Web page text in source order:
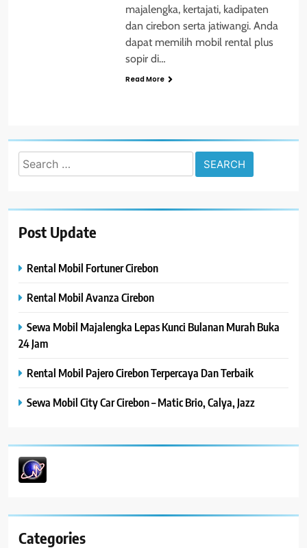
majalengka, kertajati, kadipaten
dan cirebon serta jatiwangi. Anda
dapat memilih mobil rental plus
sopir di…
Read More
Search
for:
Post Update
Rental Mobil Fortuner Cirebon
Rental Mobil Avanza Cirebon
Sewa Mobil Majalengka Lepas Kunci Bulanan Murah Buka
24 Jam
Rental Mobil Pajero Cirebon Terpercaya Dan Terbaik
Sewa Mobil City Car Cirebon – Matic Brio, Calya, Jazz
Categories